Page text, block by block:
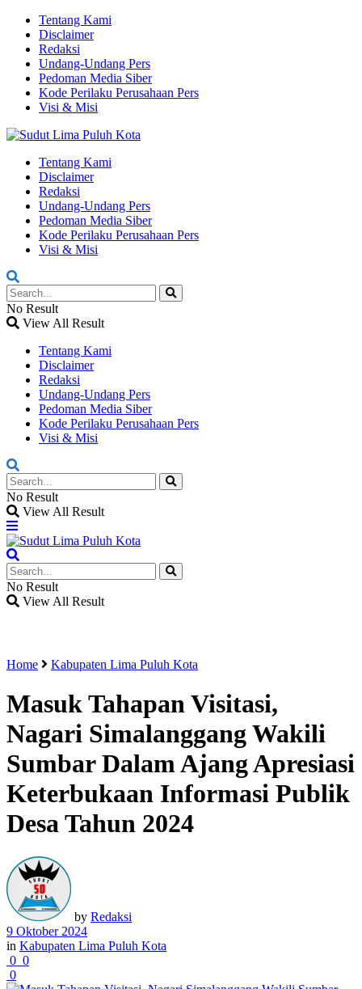
Tentang Kami
Disclaimer
Redaksi
Undang-Undang Pers
Pedoman Media Siber
Kode Perilaku Perusahaan Pers
Visi & Misi
Tentang Kami
Disclaimer
Redaksi
Undang-Undang Pers
Pedoman Media Siber
Kode Perilaku Perusahaan Pers
Visi & Misi
No Result
View All Result
Tentang Kami
Disclaimer
Redaksi
Undang-Undang Pers
Pedoman Media Siber
Kode Perilaku Perusahaan Pers
Visi & Misi
No Result
View All Result
No Result
View All Result
Home Kabupaten Lima Puluh Kota
Masuk Tahapan Visitasi,
Nagari Simalanggang Wakili
Sumbar Dalam Ajang Apresiasi
Keterbukaan Informasi Publik
Desa Tahun 2024
by Redaksi
9 Oktober 2024
in Kabupaten Lima Puluh Kota
0 0
0